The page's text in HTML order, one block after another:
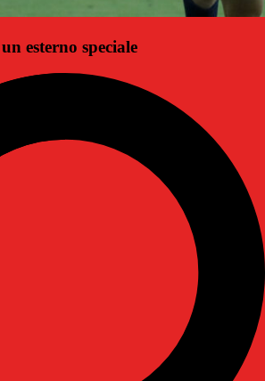
esterno speciale